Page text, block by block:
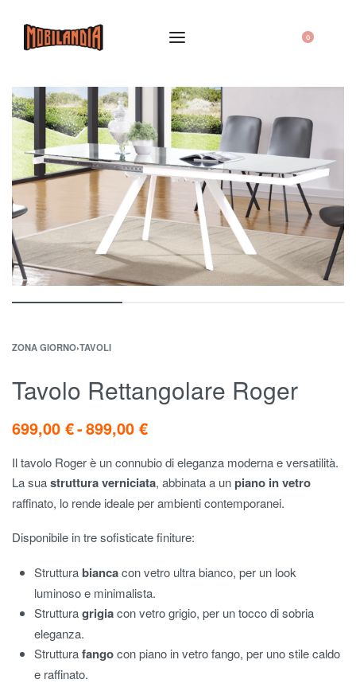
0
ZONA GIORNO›TAVOLI
Tavolo Rettangolare Roger
699,00 € 899,00 €
Il tavolo Roger è un connubio di eleganza moderna e versatilità.
La suastruttura verniciata, abbinata a unpiano in vetro
raffinato, lo rende ideale per ambienti contemporanei.
Disponibile in tre sofisticate finiture:
Struttura biancacon vetro ultra bianco, per un look
luminoso e minimalista.
Strutturagrigiacon vetro grigio, per un tocco di sobria
eleganza.
Strutturafangocon piano in vetro fango, per uno stile caldo
e raffinato.